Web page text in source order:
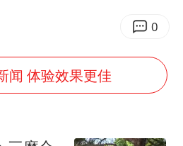
面对面丨蔡磊：与渐冻症抗争 纵使不敌 也不屈服
5万小车卖不动 微型代步车集体遇冷
0
闻 体验效果更佳